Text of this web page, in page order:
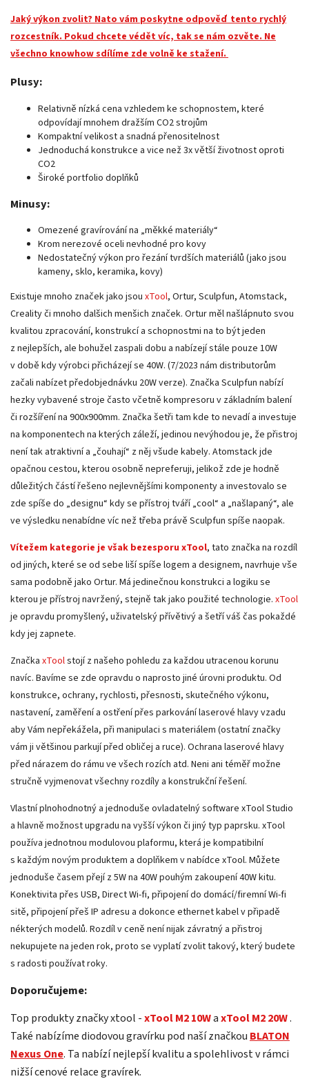
Jaký výkon zvolit? Nato vám poskytne odpověď tento rychlý
rozcestník. Pokud chcete védět víc, tak se nám ozvěte. Ne
všechno knowhow sdílíme zde volně ke stažení.
Plusy:
Relativně nízká cena vzhledem ke schopnostem, které
odpovídají mnohem dražším CO2 strojům
Kompaktní velikost a snadná přenositelnost
Jednoduchá konstrukce a vice než 3x větší životnost oproti
CO2
Široké portfolio doplňků
Minusy:
Omezené gravírování na „měkké materiály“
Krom nerezové oceli nevhodné pro kovy
Nedostatečný výkon pro řezání tvrdších materiálů (jako jsou
kameny, sklo, keramika, kovy)
Existuje mnoho značek jako jsou xTool, Ortur, Sculpfun, Atomstack,
Creality či mnoho dalšich menšich značek. Ortur měl našlápnuto svou
kvalitou zpracování, konstrukcí a schopnostmi na to být jeden
z nejlepších, ale bohužel zaspali dobu a nabízejí stále pouze 10W
v době kdy výrobci přicházejí se 40W. (7/2023 nám distributorům
začali nabízet předobjednávku 20W verze). Značka Sculpfun nabízí
hezky vybavené stroje často včetně kompresoru v základním balení
či rozšíření na 900x900mm. Značka šetři tam kde to nevadí a investuje
na komponentech na kterých záleží, jedinou nevýhodou je, že přistroj
není tak atraktivní a „čouhají“ z něj všude kabely. Atomstack jde
opačnou cestou, kterou osobně nepreferuji, jelikož zde je hodně
důležitých částí řešeno nejlevnějšími komponenty a investovalo se
zde spíše do „designu“ kdy se přístroj tváří „cool“ a „našlapaný“, ale
ve výsledku nenabídne víc než třeba právě Sculpfun spíše naopak.
Vítežem kategorie je však bezesporu xTool, tato značka na rozdíl
od jiných, které se od sebe liší spíše logem a designem, navrhuje vše
sama podobně jako Ortur. Má jedinečnou konstrukci a logiku se
kterou je přístroj navržený, stejně tak jako použité technologie. xTool
je opravdu promyšlený, uživatelský přívětivý a šetří váš čas pokaždé
kdy jej zapnete.
Značka xToolstojí z našeho pohledu za každou utracenou korunu
navíc. Bavíme se zde opravdu o naprosto jiné úrovni produktu. Od
konstrukce, ochrany, rychlosti, přesnosti, skutečného výkonu,
nastavení, zaměření a ostření přes parkování laserové hlavy vzadu
aby Vám nepřekážela, při manipulaci s materiálem (ostatní značky
vám ji většinou parkují před obličej a ruce). Ochrana laserové hlavy
před nárazem do rámu ve všech rozích atd. Neni ani téměř možne
stručně vyjmenovat všechny rozdíly a konstrukční řešení.
Vlastní plnohodnotný a jednoduše ovladatelný software xTool Studio
a hlavně možnost upgradu na vyšší výkon či jiný typ paprsku. xTool
používa jednotnou modulovou plaformu, která je kompatibilní
s každým novým produktem a doplňkem v nabídce xTool. Můžete
jednoduše časem přejí z 5W na 40W pouhým zakoupení 40W kitu.
Konektivita přes USB, Direct Wi-fi, připojení do domácí/firemní Wi-fi
sitě, připojení přeš IP adresu a dokonce ethernet kabel v připadě
nékterých modelů. Rozdíl v ceně není nijak závratný a přistroj
nekupujete na jeden rok, proto se vyplatí zvolit takový, který budete
s radosti používat roky.
Doporučujeme:
Top produkty značky xtool -xTool M2 10WaxTool M2 20W.
Také nabízíme diodovou gravírku pod naší značkou BLATON
Nexus One. Ta nabízí nejlepší kvalitu a spolehlivost v rámci
nižší cenové relace gravírek.